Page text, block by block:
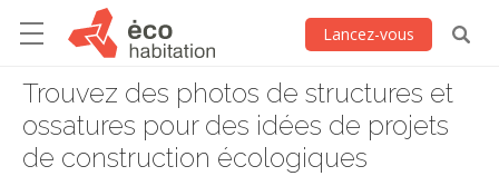
Lancez-vous
Trouvez des photos de structures et
ossatures pour des idées de projets
de construction écologiques